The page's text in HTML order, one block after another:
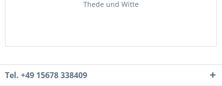
Thede und Witte
Tel. +49 15678 338409